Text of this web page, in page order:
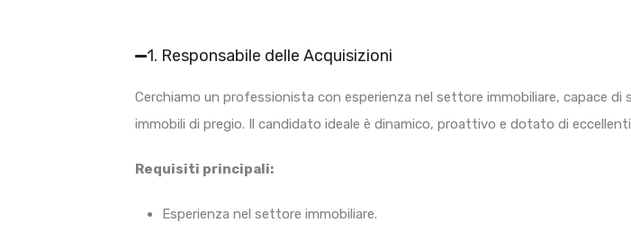
1. Responsabile delle Acquisizioni
Cerchiamo un professionista con esperienza nel settore immobiliare, capace
immobili di pregio. Il candidato ideale è dinamico, proattivo e dotato di
Requisiti principali:
Esperienza nel settore immobiliare.